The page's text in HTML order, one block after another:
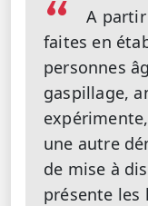
A
faites en
personnes
gaspillage,
une autre
de mise à
présente